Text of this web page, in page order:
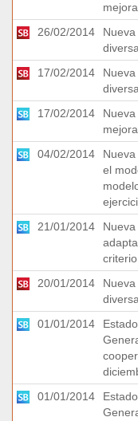
26/02/2014
17/02/2014
17/02/2014
04/02/2014
el
21/01/2014
20/01/2014
01/01/2014
01/01/2014